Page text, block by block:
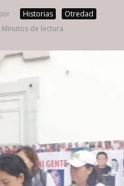
· Historias Otredad
·
Minutos de lectura